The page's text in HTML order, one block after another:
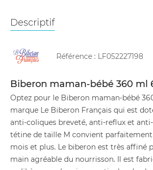
Descriptif
Référence : LF052227198
Biberon maman-bébé 360 ml
Optez pour le Biberon maman-bébé
marque Le Biberon Français qui est
anti-coliques breveté, anti-reflux et
tétine de taille M convient parfaitement
mois et plus. Le biberon est très affiné
main agréable du nourrisson. Il est